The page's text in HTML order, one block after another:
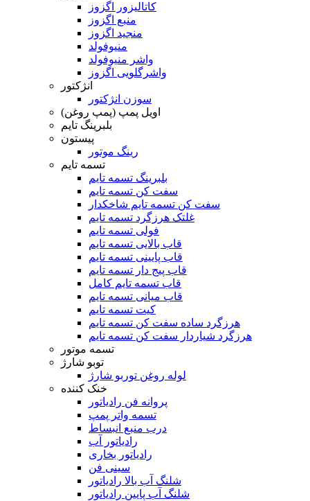
کاتالیزور اگزوز
منبع اگزوز
منجید اگزوز
منیوفولد
واشر منیوفولد
واشرگلویی اگزوز
انژکتور
سوزن انژکتور
اویل پمپ (پمپ روغن)
بلبرینگ تایم
پیستون
رینگ موتور
تسمه تایم
بلبرینگ تسمه تایم
سفت کن تسمه تایم
سفت کن تسمه تایم شاخکدار
غلتک هرزگرد تسمه تایم
فولی تسمه تایم
قاب بالایی تسمه تایم
قاب پایینی تسمه تایم
قاب پیج دار تسمه تایم
قاب تسمه تایم کامل
قاب میانی تسمه تایم
کیت تسمه تایم
هرزگرد ساده سفت کن تسمه تایم
هرزگرد شیاردار سفت کن تسمه تایم
تسمه موتور
توبو شارژ
لوله روغن توربو شارژ
خنک کننده
پروانه فن رادیاتور
تسمه واتر پمپ
درب منبع انبساط
رادیاتور آب
رادیاتور بخاری
سینی فن
شلنگ آب بالا رادیاتور
شلنگ آب پایین رادیاتور